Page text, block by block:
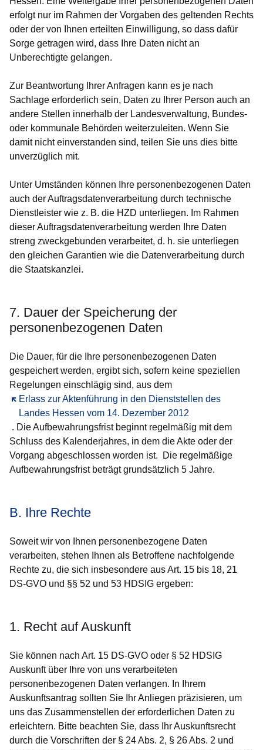
erfolgt nur im Rahmen der Vorgaben des geltenden Rechts
oder der von Ihnen erteilten Einwilligung, so dass dafür
Sorge getragen wird, dass Ihre Daten nicht an
Unberechtigte gelangen.
Zur Beantwortung Ihrer Anfragen kann es je nach
Sachlage erforderlich sein, Daten zu Ihrer Person auch an
andere Stellen innerhalb der Landesverwaltung, Bundes-
oder kommunale Behörden weiterzuleiten. Wenn Sie
damit nicht einverstanden sind, teilen Sie uns dies bitte
unverzüglich mit.
Unter Umständen können Ihre personenbezogenen Daten
auch der Auftragsdatenverarbeitung durch technische
Dienstleister wie z. B. die HZD unterliegen. Im Rahmen
dieser Auftragsdatenverarbeitung werden Ihre Daten
streng zweckgebunden verarbeitet, d. h. sie unterliegen
den gleichen Garantien wie die Datenverarbeitung durch
die Staatskanzlei.
7. Dauer der Speicherung der
personenbezogenen Daten
Die Dauer, für die Ihre personenbezogenen Daten
gespeichert werden, ergibt sich, sofern keine speziellen
Regelungen einschlägig sind, aus dem
Erlass zur Aktenführung in den Dienststellen des
Landes Hessen vom 14. Dezember 2012
Öffnet sich in einem neuen Fenster
. Die Aufbewahrungsfrist beginnt regelmäßig mit dem
Schluss des Kalenderjahres, in dem die Akte oder der
Vorgang abgeschlossen worden ist. Die regelmäßige
Aufbewahrungsfrist beträgt grundsätzlich 5 Jahre.
B. Ihre Rechte
Soweit wir von Ihnen personenbezogene Daten
verarbeiten, stehen Ihnen als Betroffene nachfolgende
Rechte zu, die sich insbesondere aus Art. 15 bis 18, 21
DS-GVO und §§ 52 und 53 HDSIG ergeben:
1. Recht auf Auskunft
Sie können nach Art. 15 DS-GVO oder § 52 HDSIG
Auskunft über Ihre von uns verarbeiteten
personenbezogenen Daten verlangen. In Ihrem
Auskunftsantrag sollten Sie Ihr Anliegen präzisieren, um
uns das Zusammenstellen der erforderlichen Daten zu
erleichtern. Bitte beachten Sie, dass Ihr Auskunftsrecht
durch die Vorschriften der § 24 Abs. 2, § 26 Abs. 2 und